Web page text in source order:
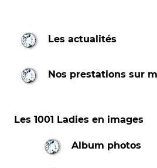
Les actualités
Nos prestations sur
Les 1001 Ladies en images
Album photos